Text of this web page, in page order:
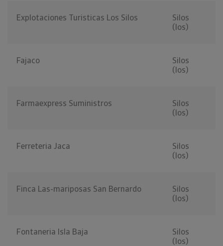
Explotaciones Turisticas Los Silos
Silos
(los)
Fajaco
Silos
(los)
Farmaexpress Suministros
Silos
(los)
Ferreteria Jaca
Silos
(los)
Finca Las-mariposas San Bernardo
Silos
(los)
Fontaneria Isla Baja
Silos
(los)